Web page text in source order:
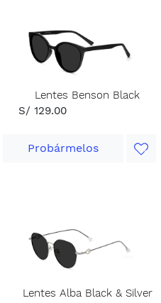
Lentes Benson Black
S/ 129.00
Probármelos
Lentes Alba Black & Silver